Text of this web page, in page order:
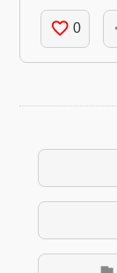
favorite_border 0